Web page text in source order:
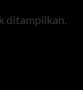
ditampilkan.